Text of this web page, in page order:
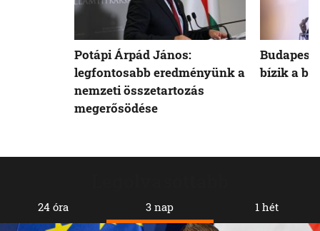
24 óra 3 nap 1 hét
Potápi Árpád János:
legfontosabb eredményünk a
nemzeti összetartozás
megerősödése
Budapest
bízik a